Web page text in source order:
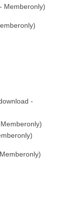
Memberonly)
-